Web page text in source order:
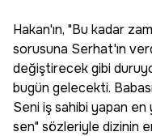
Hakan'ın, "Bu kadar
sorusuna Serhat'ın
değiştirecek gibi
bugün gelecekti.
Seni iş sahibi yapan en
sen" sözleriyle dizinin